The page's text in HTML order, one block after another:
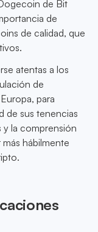
de Bit
de
de calidad, que
atentas a los
de
para
de sus tenencias
y la comprensión
hábilmente